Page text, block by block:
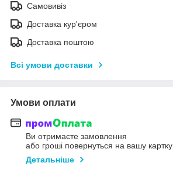
Самовивіз
Доставка кур'єром
Доставка поштою
Всі умови доставки
Умови оплати
Ви отримаєте замовлення
або гроші повернуться на вашу картку
Детальніше